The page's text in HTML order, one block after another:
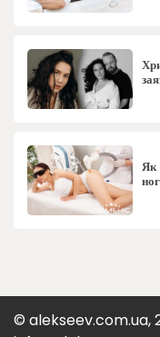
Як
© alekseev.com.ua,